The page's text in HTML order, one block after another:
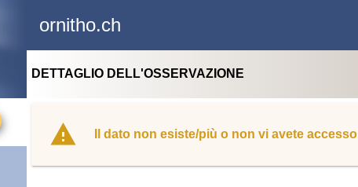
ornitho.ch
DETTAGLIO DELL'OSSERVAZIONE
Il dato non esiste/più o non vi avete accesso